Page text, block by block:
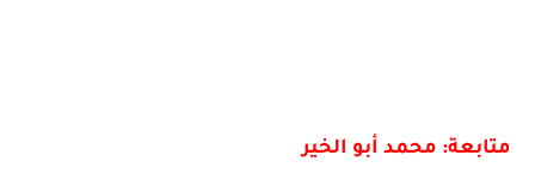
متابعة: محمد أبو الخير